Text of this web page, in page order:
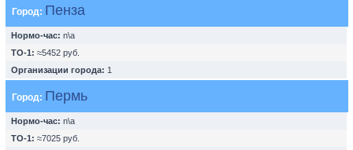
Город: Пенза
Нормо-час: n\a
ТО-1: ≈5452 руб.
Организации города: 1
Город: Пермь
Нормо-час: n\a
ТО-1: ≈7025 руб.